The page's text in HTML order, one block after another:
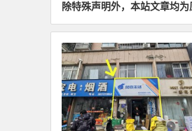
除特殊声明外，本站文章均